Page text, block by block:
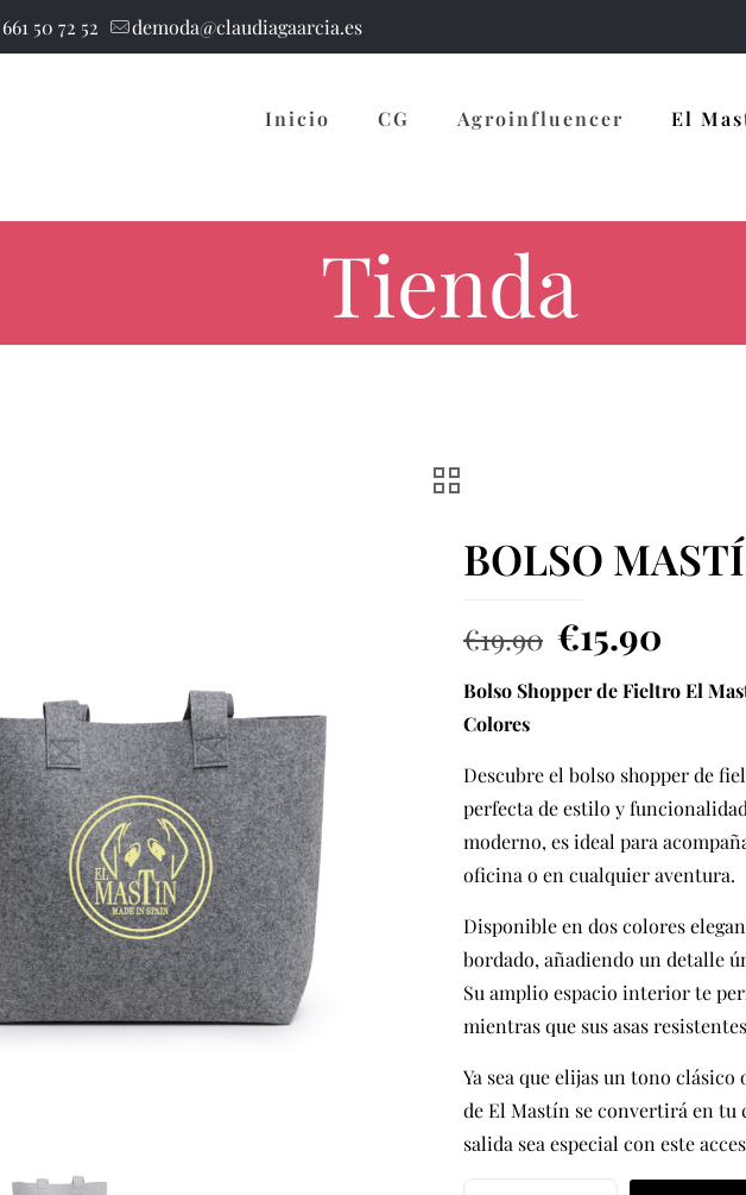
661 50 72 52 demoda@claudiagaarcia.es
Inicio CG Agroinfluencer El
Tienda
BOLSO
€19.90 El
precio
original
€19.90.
€15.90
Bolso Shopper de Fieltro El
Colores
Descubre el bolso shopper de
perfecta de estilo y
moderno, es ideal para
oficina o en cualquier aventura.
Disponible en dos colores
bordado, añadiendo un detalle
Su amplio espacio interior te
mientras que sus asas
Ya sea que elijas un tono
de El Mastín se convertirá en tu
salida sea especial con este